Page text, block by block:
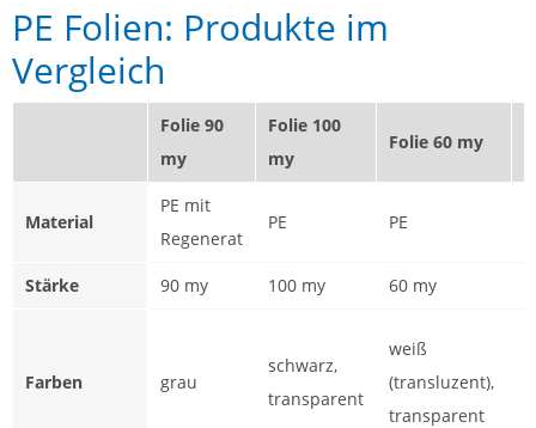
PE Folien: Produkte im
Vergleich
Folie 90
my
Folie 100
my
Folie 60 my
Material
PE mit
Regenerat
PE PE
Stärke 90 my 100 my 60 my
Farben grau
schwarz,
transparent
weiß
(transluzent),
transparent